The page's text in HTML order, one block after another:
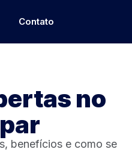
Contato
no
benefícios e como se